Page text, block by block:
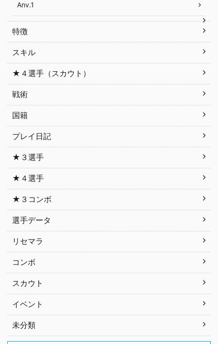
Anv.1
特徴
スキル
★４選手（スカウト）
戦術
国籍
プレイ日記
★３選手
★４選手
★３コンボ
選手データ
リセマラ
コンボ
スカウト
イベント
未分類